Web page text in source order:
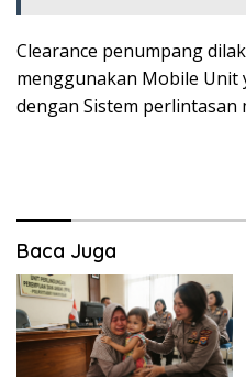
Clearance penumpang
menggunakan Mobile Unit
dengan Sistem perlintasan
Baca Juga